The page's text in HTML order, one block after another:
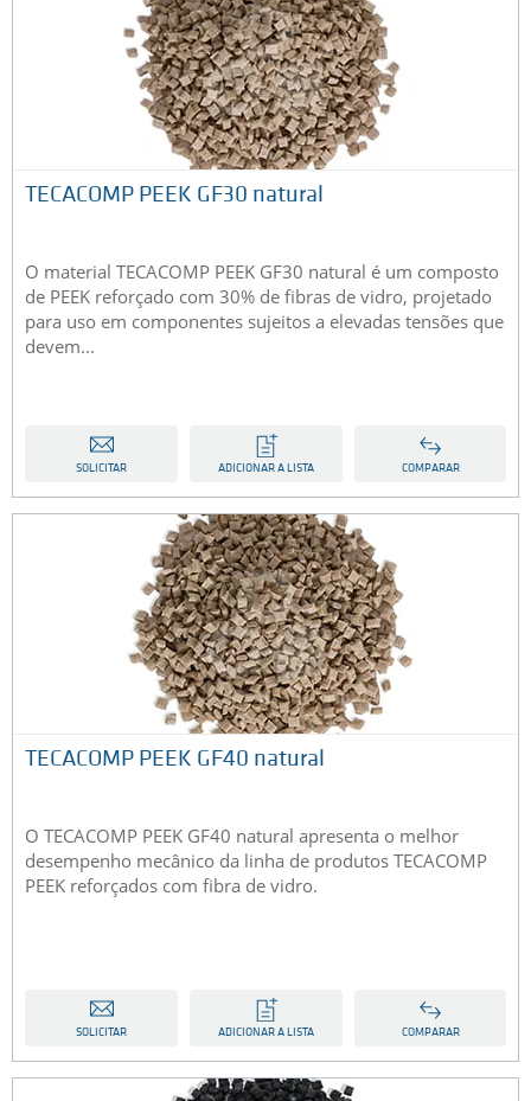
TECACOMP PEEK GF30 natural
O material TECACOMP PEEK GF30 natural é um composto
de PEEK reforçado com 30% de fibras de vidro, projetado
para uso em componentes sujeitos a elevadas tensões que
devem...
SOLICITAR ADICIONAR A LISTA COMPARAR
TECACOMP PEEK GF40 natural
O TECACOMP PEEK GF40 natural apresenta o melhor
desempenho mecânico da linha de produtos TECACOMP
PEEK reforçados com fibra de vidro.
SOLICITAR ADICIONAR A LISTA COMPARAR